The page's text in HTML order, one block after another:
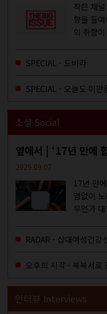
작은 채널 주
향을 들
의 취향
에 스며
듣지 않
SPECIAL - 도비라
SPECIAL - 오늘도 이만
소셜 Social
옆에서 | ‘17년 만에
2025.09.07
17년 만
염없이
무언가
을 결정
에 대한
오후의 시각 - 북북서로
인터뷰 Interviews